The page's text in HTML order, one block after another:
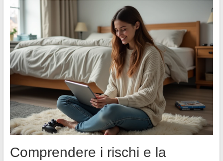
Comprendere i rischi e la